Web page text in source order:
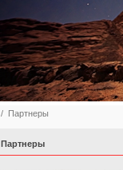
/ Партнеры
Партнеры